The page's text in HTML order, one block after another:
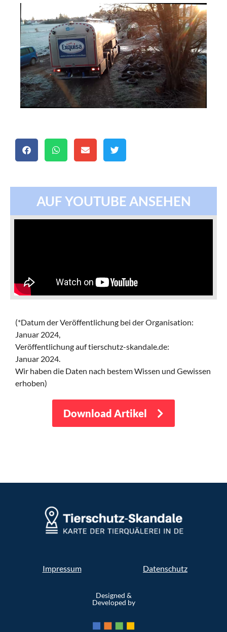
AUF YOUTUBE ANSEHEN
(*Datum der Veröffentlichung bei der Organisation:
Januar 2024,
Veröffentlichung auf tierschutz-skandale.de:
Januar 2024.
Wir haben die Daten nach bestem Wissen und Gewissen
erhoben)
Download Artikel
Impressum Datenschutz
Designed &
Developed by